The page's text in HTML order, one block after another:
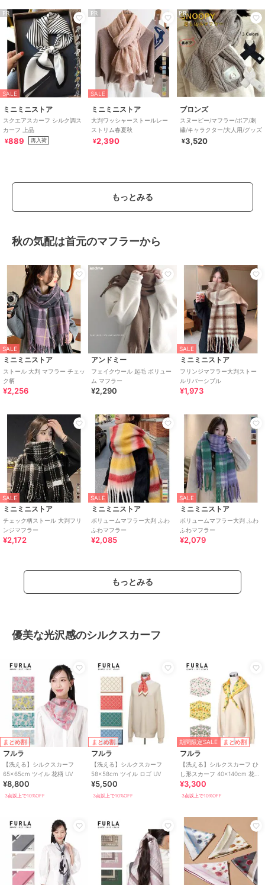
PR
SALE
ミニミニストア
スクエアスカーフ シルク調ス
カーフ 上品
¥889 再入荷
PR
SALE
ミニミニストア
大判ワッシャーストールレー
ストリム春夏秋
¥2,390
PR
ブロンズ
スヌーピー/マフラー/ボア/刺
繍/キャラクター/大人用/グッズ
¥3,520
もっとみる
秋の気配は首元のマフラーから
SALE
ミニミニストア
ストール 大判 マフラー チェッ
ク柄
¥2,256
アンドミー
フェイクウール 起毛 ボリュー
ム マフラー
¥2,290
SALE
ミニミニストア
フリンジマフラー大判ストー
ルリバーシブル
¥1,973
SALE
ミニミニストア
チェック柄ストール 大判フリ
ンジマフラー
¥2,172
SALE
ミニミニストア
ボリュームマフラー大判 ふわ
ふわマフラー
¥2,085
SALE
ミニミニストア
ボリュームマフラー大判 ふわ
ふわマフラー
¥2,079
もっとみる
優美な光沢感のシルクスカーフ
まとめ割
フルラ
【洗える】シルクスカーフ
65×65cm ツイル 花柄 UV
¥8,800
3点以上で10%OFF
まとめ割
フルラ
【洗える】シルクスカーフ
58×58cm ツイル ロゴ UV
¥5,500
3点以上で10%OFF
期間限定SALE まとめ割
フルラ
【洗える】シルクスカーフ ひ
し形スカーフ 40×140cm 花柄
ロゴ ボタニカル UV
¥3,300
3点以上で10%OFF